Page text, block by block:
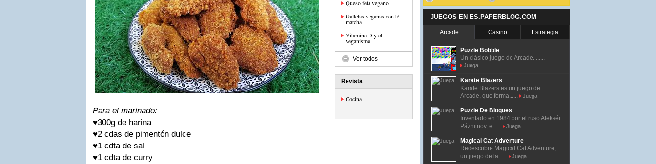
Para el marinado:
♥300g de harina
♥2 cdas de pimentón dulce
♥1 cdta de sal
♥1 cdta de curry
Queso feta vegano
Galletas veganas con té
matcha
Vitamina D y el
veganismo
Ver todos
Revista
Cocina
JUEGOS EN ES.PAPERBLOG.COM
Arcade Casino Estrategia
Puzzle Bobble
Un clásico juego de Arcade. ......
Juega
Karate Blazers
Karate Blazers es un juego de
Arcade, que forma......
Juega
Puzzle De Bloques
Inventado en 1984 por el ruso Alekséi
Pázhitnov, e......
Juega
Magical Cat Adventure
Redescubre Magical Cat Adventure,
un juego de la......
Juega